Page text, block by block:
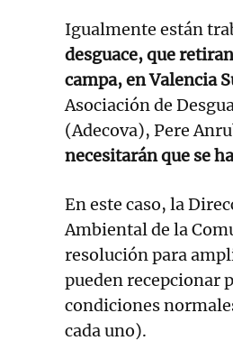
Igualmente están
desguace, que
campa, en Valencia
Asociación de
(Adecova), Pere
necesitarán que se
En este caso, la
Ambiental de la
resolución para
pueden recepcionar
condiciones
cada uno).